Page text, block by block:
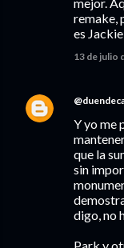
remake,
es
13 de julio
Y yo me
que la
sin
digo, no